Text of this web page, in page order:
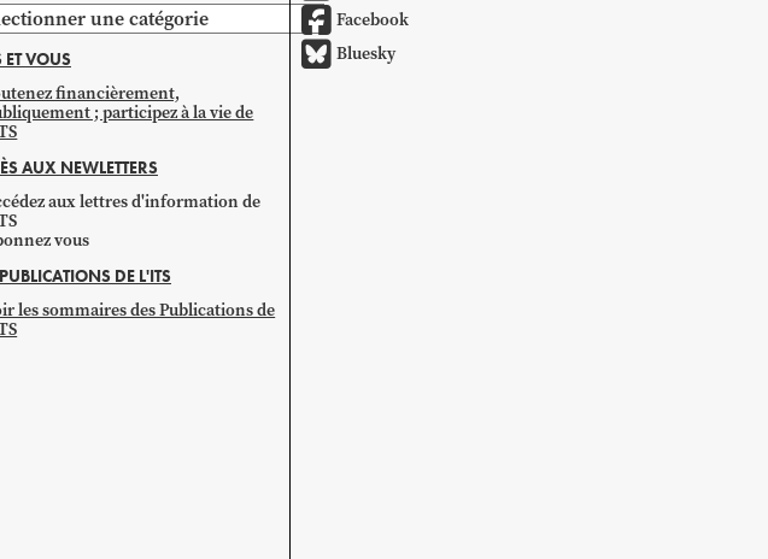
ET VOUS
financièrement,
; participez à la vie de
AUX NEWLETTERS
aux lettres d'information de
vous
DE L'ITS
les sommaires des Publications de
Facebook
Bluesky